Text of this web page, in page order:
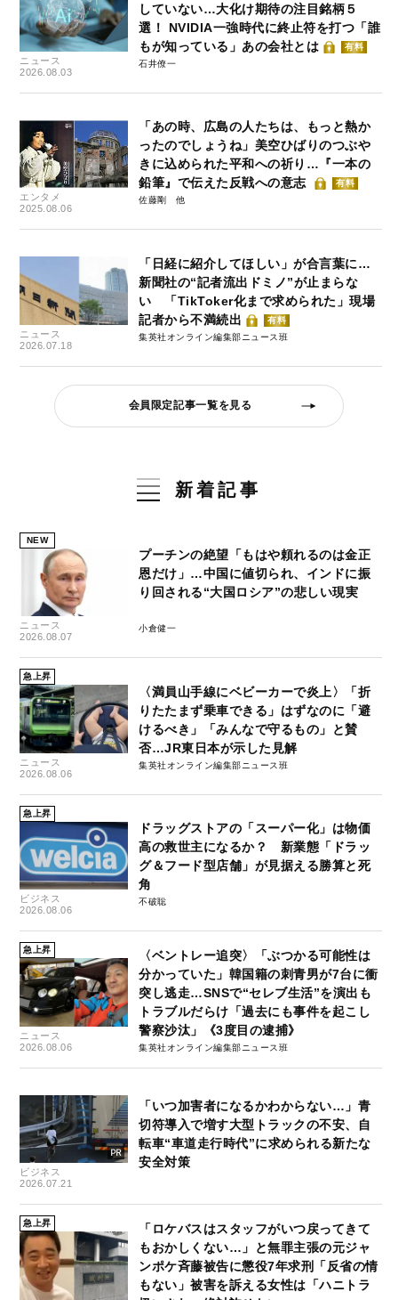
ニュース
2026.08.03
していない…大化け期待の注目銘柄５
選！ NVIDIA一強時代に終止符を打つ「誰
もが知っている」あの会社とは
有料
石井僚一
エンタメ
2025.08.06
「あの時、広島の人たちは、もっと熱か
ったのでしょうね」美空ひばりのつぶや
きに込められた平和への祈り…『一本の
鉛筆』で伝えた反戦への意志
有料
佐藤剛
ニュース
2026.07.18
「日経に紹介してほしい」が合言葉に…
新聞社の“記者流出ドミノ”が止まらな
い 「TikToker化まで求められた」現場
記者から不満続出
有料
集英社オンライン編集部ニュース班
会員限定記事一覧を見る
新着記事
NEW
ニュース
2026.08.07
プーチンの絶望「もはや頼れるのは金正
恩だけ」…中国に値切られ、インドに振
り回される“大国ロシア”の悲しい現実
小倉健一
急上昇
ニュース
2026.08.06
〈満員山手線にベビーカーで炎上〉「折
りたたまず乗車できる」はずなのに「避
けるべき」「みんなで守るもの」と賛
否…JR東日本が示した見解
集英社オンライン編集部ニュース班
急上昇
ビジネス
2026.08.06
ドラッグストアの「スーパー化」は物価
高の救世主になるか？ 新業態「ドラッ
グ＆フード型店舗」が見据える勝算と死
角
不破聡
急上昇
ニュース
2026.08.06
〈ベントレー追突〉「ぶつかる可能性は
分かっていた」韓国籍の刺青男が7台に衝
突し逃走…SNSで“セレブ生活”を演出も
トラブルだらけ「過去にも事件を起こし
警察沙汰」《3度目の逮捕》
集英社オンライン編集部ニュース班
ビジネス
2026.07.21
「いつ加害者になるかわからない…」青
切符導入で増す大型トラックの不安、自
転車“車道走行時代”に求められる新たな
安全対策
急上昇
「ロケバスはスタッフがいつ戻ってきて
もおかしくない…」と無罪主張の元ジャ
ンポケ斉藤被告に懲役7年求刑「反省の情
もない」被害を訴える女性は「ハニトラ